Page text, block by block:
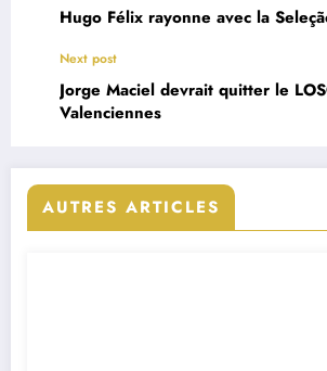
Hugo Félix rayonne avec la
Next post
Jorge Maciel devrait quitter le
Valenciennes
AUTRES ARTICLES